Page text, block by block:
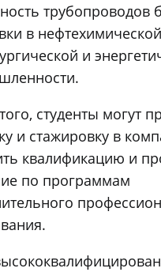
трубопроводов
в
и
студенты могут
и стажировку в
квалификацию и
по программам